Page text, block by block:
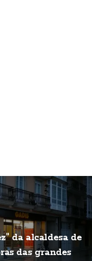
da alcaldesa de
das grandes